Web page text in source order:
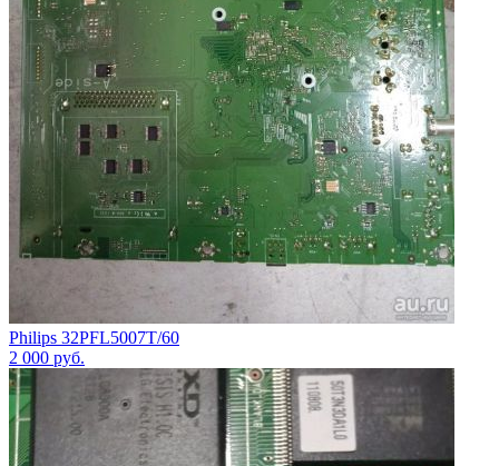
Philips 32PFL5007T/60
2 000 руб.